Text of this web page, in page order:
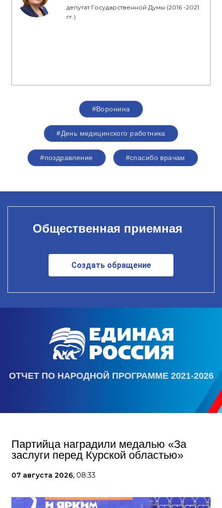
депутат Государственной Думы (2016 -2021
гг.)
#Воронина
#День медицинского работника
#поздравление #спасибо врачам
Общественная приемная
Создать обращение
ОТЧЕТ ПО НАРОДНОЙ ПРОГРАММЕ 2021-2026
Партийца наградили медалью «За
заслуги перед Курской областью»
07 августа 2026, 08:33